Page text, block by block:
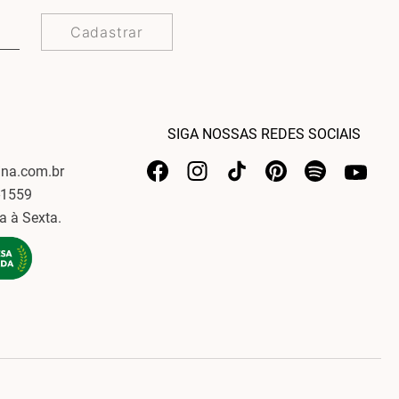
Cadastrar
à Sexta.
SIGA NOSSAS REDES SOCIAIS